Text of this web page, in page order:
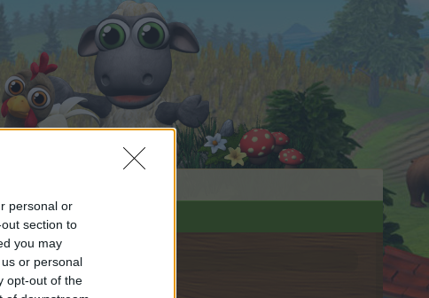
personal or
section to
you may
or personal
opt-out of the